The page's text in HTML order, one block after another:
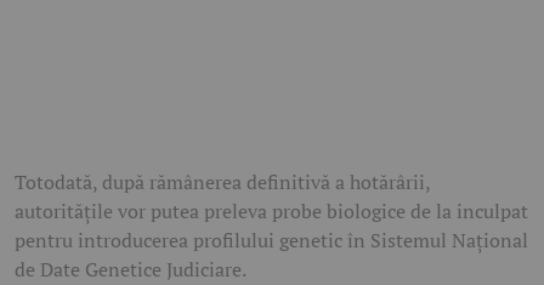
Totodată, după rămânerea definitivă a hotărârii,
autoritățile vor putea preleva probe biologice de la inculpat
pentru introducerea profilului genetic în Sistemul Național
de Date Genetice Judiciare.